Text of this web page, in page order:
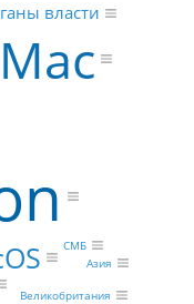
власти
Великобритания
Азия
СМБ